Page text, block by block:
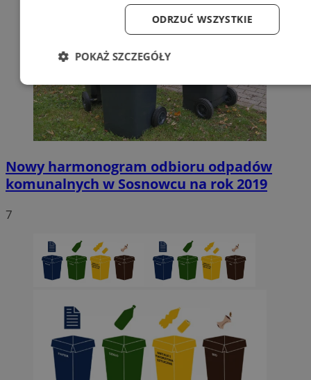
Nowy harmonogram odbioru odpadów
komunalnych w Sosnowcu na rok 2019
7
ODRZUĆ WSZYSTKIE
POKAŻ SZCZEGÓŁY
Niezbędne Wydajność
Funkcjonalność
Niezbędne Wydajność
Niesklasyfikowane
Niezbędne pliki cookie umożliwiają korzystanie z podstawowych
kontem. Bez niezbędnych plików cookie nie można prawidłowo
ze strony internetowej.
Nazwa
Provider/
Domena
SessID
sosnowiecki.pl